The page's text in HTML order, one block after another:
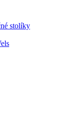
stolíky